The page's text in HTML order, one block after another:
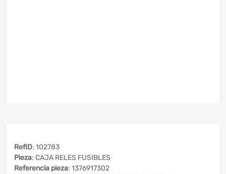
RefID: 102783
Pieza: CAJA RELES FUSIBLES
Referencia pieza: 1376917302